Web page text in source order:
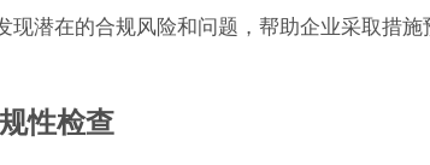
潜在的合规风险和问题，帮助企业采取措施
性检查